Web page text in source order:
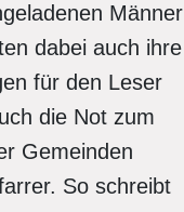
Männer
dabei auch ihre
für den Leser
die Not zum
Gemeinden
So schreibt